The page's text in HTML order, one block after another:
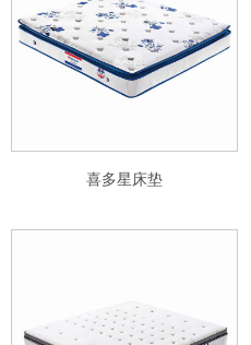
喜多星床垫